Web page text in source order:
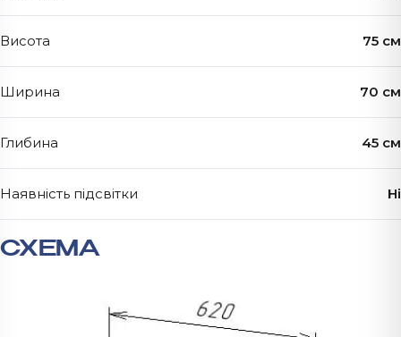
Висота 75 см
Ширина 70 см
Глибина 45 см
Наявність підсвітки Ні
СХЕМА